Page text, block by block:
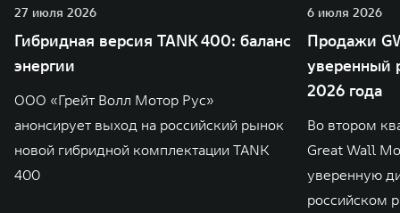
27 июля 2026
Гибридная версия TANK 400: баланс
энергии
ООО «Грейт Волл Мотор Рус»
анонсирует выход на российский рынок
новой гибридной комплектации TANK
400
6 июля 2026
Продажи
уверенный
2026 года
Во втором
Great Wall
уверенную
российском